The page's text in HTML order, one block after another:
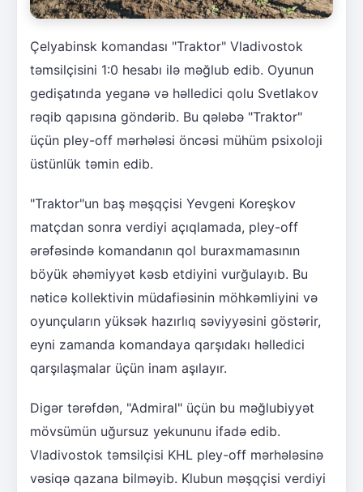
Çelyabinsk komandası "Traktor" Vladivostok
təmsilçisini 1:0 hesabı ilə məğlub edib. Oyunun
gedişatında yeganə və həlledici qolu Svetlakov
rəqib qapısına göndərib. Bu qələbə "Traktor"
üçün pley-off mərhələsi öncəsi mühüm psixoloji
üstünlük təmin edib.
"Traktor"un baş məşqçisi Yevgeni Koreşkov
matçdan sonra verdiyi açıqlamada, pley-off
ərəfəsində komandanın qol buraxmamasının
böyük əhəmiyyət kəsb etdiyini vurğulayıb. Bu
nəticə kollektivin müdafiəsinin möhkəmliyini və
oyunçuların yüksək hazırlıq səviyyəsini göstərir,
eyni zamanda komandaya qarşıdakı həlledici
qarşılaşmalar üçün inam aşılayır.
Digər tərəfdən, "Admiral" üçün bu məğlubiyyət
mövsümün uğursuz yekununu ifadə edib.
Vladivostok təmsilçisi KHL pley-off mərhələsinə
vəsiqə qazana bilməyib. Klubun məşqçisi verdiyi